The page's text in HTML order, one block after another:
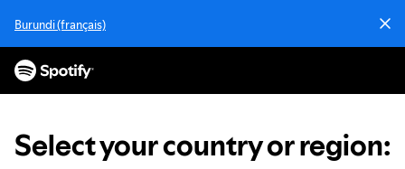
i
Burundi (français)
Select your country or region: